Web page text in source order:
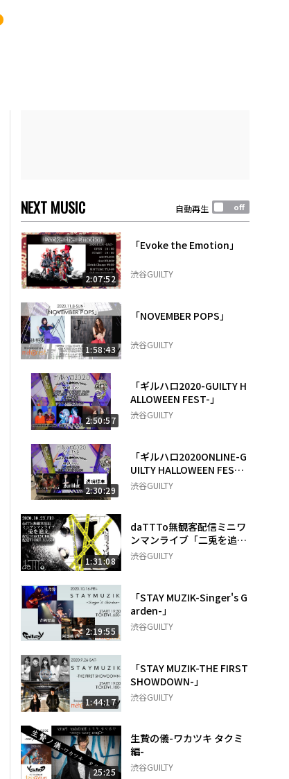
NEXT MUSIC 自動再生
2:07:52
「Evoke the Emotion」
渋谷GUILTY
1:58:43
「NOVEMBER POPS」
渋谷GUILTY
2:50:57
「ギルハロ2020-GUILTY H
ALLOWEEN FEST-」
渋谷GUILTY
2:30:29
「ギルハロ2020ONLINE-G
UILTY HALLOWEEN FEST
-」
渋谷GUILTY
1:31:08
daTTTo無観客配信ミニワ
ンマンライブ「二兎を追
え」
渋谷GUILTY
2:19:55
「STAY MUZIK-Singer's G
arden-」
渋谷GUILTY
1:44:17
「STAY MUZIK-THE FIRST
SHOWDOWN-」
渋谷GUILTY
25:25
生贄の儀-ワカツキ タクミ
編-
渋谷GUILTY